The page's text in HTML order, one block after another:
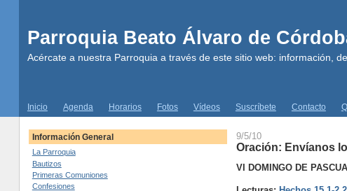
Parroquia Beato Álvaro de
Acércate a nuestra Parroquia a través de este sitio web: información,
Inicio Agenda Horarios Fotos Vídeos Suscríbete Contacto
Información General
La Parroquia
Bautizos
Primeras Comuniones
Confesiones
9/5/10
Oración: Envíanos
VI DOMINGO DE PASCUA